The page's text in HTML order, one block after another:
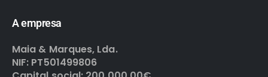
A empresa
Maia & Marques, Lda.
NIF: PT501499806